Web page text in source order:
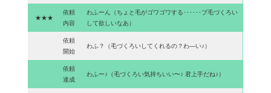
★★★
依頼
内容
わふーん（ちょと毛がゴワゴワする･･････ブ毛づくろい
して欲しいなあ）
依頼
開始
わふ？（毛づくろいしてくれるの？わ―い♪）
依頼
達成
わふー♪（毛づくろい気持ちいい〜♪ 君上手だね♪）